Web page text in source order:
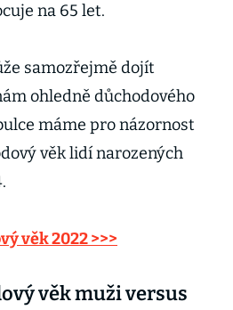
na 65 let.
samozřejmě dojít
ohledně důchodového
máme pro názornost
věk lidí narozených
věk 2022 >>>
věk muži versus